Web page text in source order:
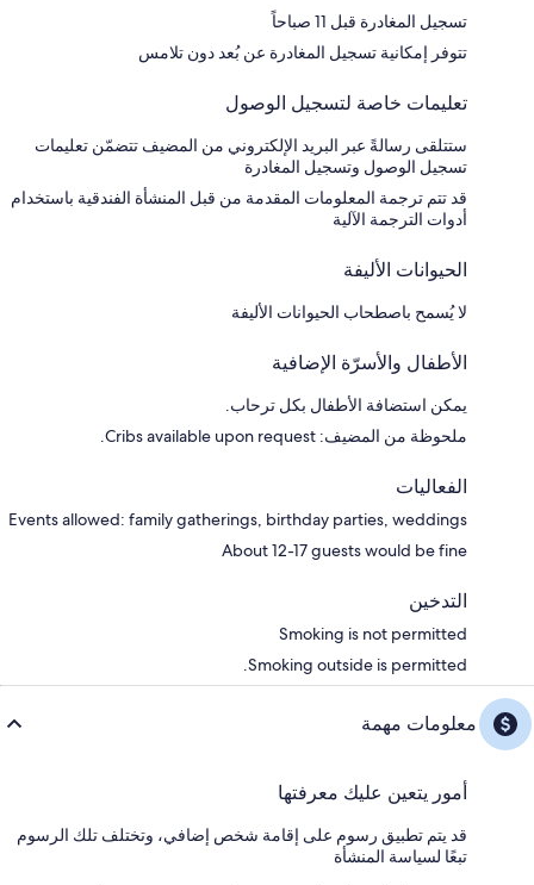
تسجيل المغادرة قبل 11 صباحاً
تتوفر إمكانية تسجيل المغادرة عن بُعد دون تلامس
تعليمات خاصة لتسجيل الوصول
ستتلقى رسالةً عبر البريد الإلكتروني من المضيف تتضمّن تعليمات
تسجيل الوصول وتسجيل المغادرة
قد تتم ترجمة المعلومات المقدمة من قبل المنشأة الفندقية باستخدام
أدوات الترجمة الآلية
الحيوانات الأليفة
لا يُسمح باصطحاب الحيوانات الأليفة
الأطفال والأسرّة الإضافية
يمكن استضافة الأطفال بكل ترحاب.
ملحوظة من المضيف: Cribs available upon request.
الفعاليات
Events allowed: family gatherings, birthday parties, weddings
About 12-17 guests would be fine
التدخين
Smoking is not permitted
Smoking outside is permitted.
معلومات مهمة
أمور يتعين عليك معرفتها
قد يتم تطبيق رسوم على إقامة شخص إضافي، وتختلف تلك الرسوم
تبعًا لسياسة المنشأة